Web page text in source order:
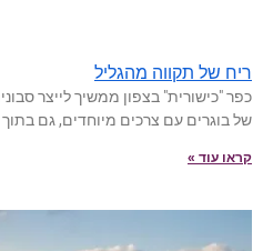
ריח של תקווה מהגליל
כפר "כישורית" בצפון ממשיך לייצר
של בוגרים עם צרכים מיוחדים, גם
קראו עוד »